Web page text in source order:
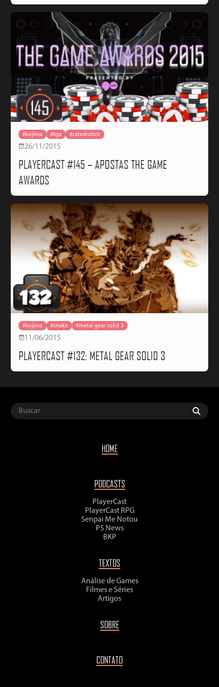
#kojima #tga #catedratico
26/11/2015
PLAYERCAST #145 – APOSTAS THE GAME
AWARDS
#kojima #snake #metal gear solid 3
11/06/2015
PLAYERCAST #132: METAL GEAR SOLID 3
HOME
PODCASTS
PlayerCast
PlayerCast RPG
Senpai Me Notou
PS News
BKP
TEXTOS
Análise de Games
Filmes e Séries
Artigos
SOBRE
CONTATO